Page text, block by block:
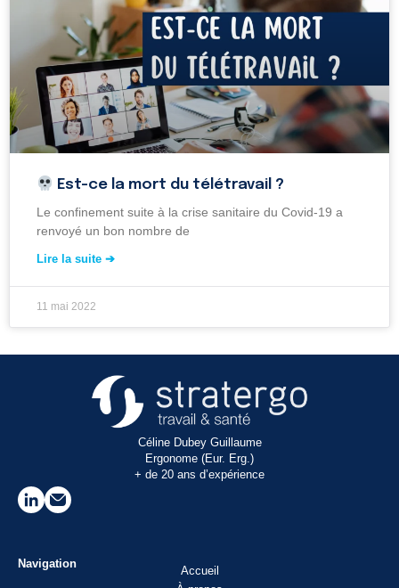
Est-ce la mort du télétravail ?
Le confinement suite à la crise sanitaire du Covid-19 a
renvoyé un bon nombre de
Lire la suite ➔
11 mai 2022
Céline Dubey Guillaume
Ergonome (Eur. Erg.)
+ de 20 ans d’expérience
Navigation
Accueil